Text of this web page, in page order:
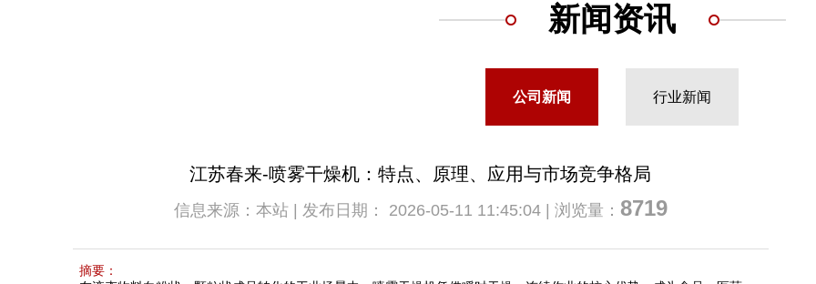
新闻资讯
公司新闻 行业新闻
江苏春来-喷雾干燥机：特点、原理、应用与市场竞争格局
信息来源：本站 | 发布日期： 2026-05-11 11:45:04 | 浏览量： 8719
摘要：